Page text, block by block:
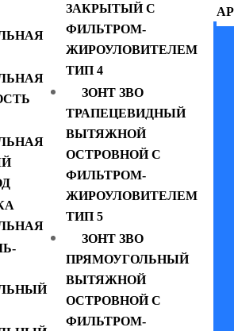
ЗАКРЫТЫЙ С
ФИЛЬТРОМ-
ЖИРОУЛОВИТЕЛЕМ
ТИП 4
ЗОНТ ЗВО
ТРАПЕЦЕВИДНЫЙ
ВЫТЯЖНОЙ
ОСТРОВНОЙ С
ФИЛЬТРОМ-
ЖИРОУЛОВИТЕЛЕМ
ТИП 5
ЗОНТ ЗВО
ПРЯМОУГОЛЬНЫЙ
ВЫТЯЖНОЙ
ОСТРОВНОЙ С
ФИЛЬТРОМ-